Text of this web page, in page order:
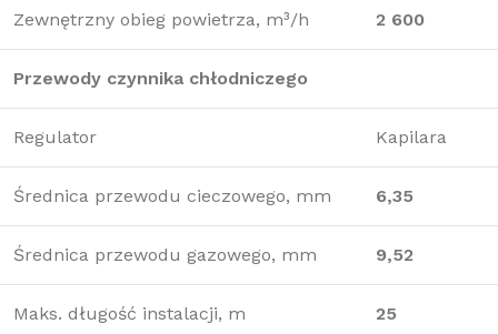
Zewnętrzny obieg powietrza, m³/h 2 600
Przewody czynnika chłodniczego
Regulator Kapilara
Średnica przewodu cieczowego, mm 6,35
Średnica przewodu gazowego, mm 9,52
Maks. długość instalacji, m 25